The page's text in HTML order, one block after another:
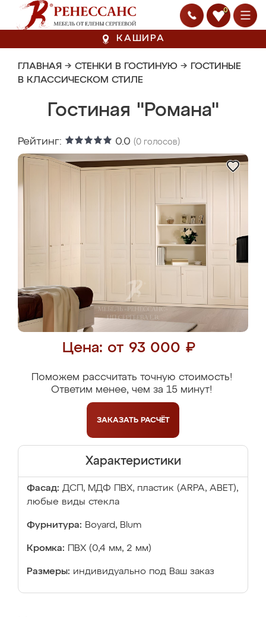
0
КАШИРА
ГЛАВНАЯ → СТЕНКИ В ГОСТИНУЮ → ГОСТИНЫЕ
В КЛАССИЧЕСКОМ СТИЛЕ
Гостиная "Романа"
Рейтинг: 0.0 (0 голосов)
Цена: от 93 000 ₽
Поможем рассчитать точную стоимость!
Ответим менее, чем за 15 минут!
ЗАКАЗАТЬ РАСЧЁТ
Характеристики
Фасад: ДСП, МДФ ПВХ, пластик (ARPA, ABET),
любые виды стекла
Фурнитура: Boyard, Blum
Кромка: ПВХ (0,4 мм, 2 мм)
Размеры: индивидуально под Ваш заказ